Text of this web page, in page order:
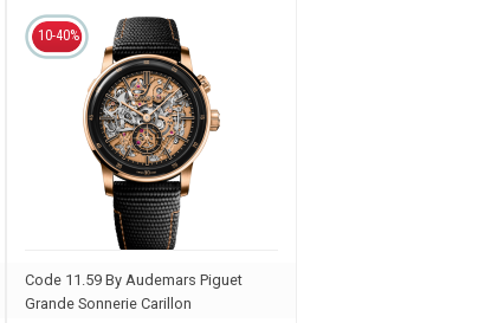
10-40%
Code 11.59 By Audemars Piguet
Grande Sonnerie Carillon